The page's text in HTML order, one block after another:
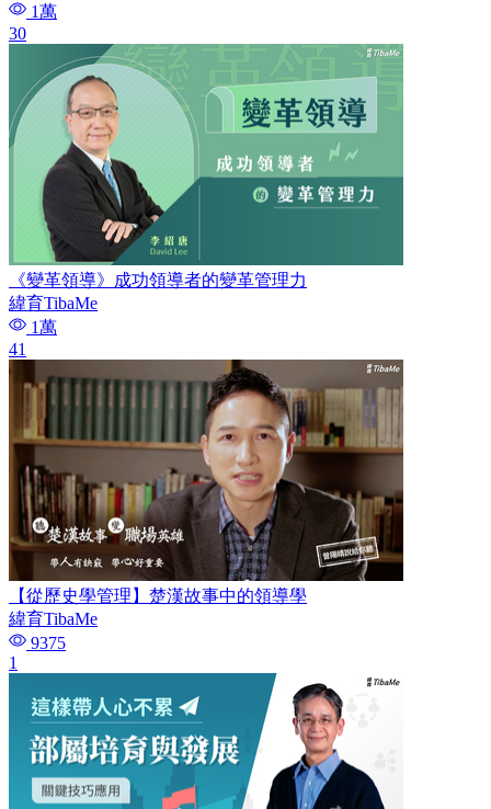
1萬
30
《變革領導》成功領導者的變革管理力
緯育TibaMe
1萬
41
【從歷史學管理】楚漢故事中的領導學
緯育TibaMe
9375
1